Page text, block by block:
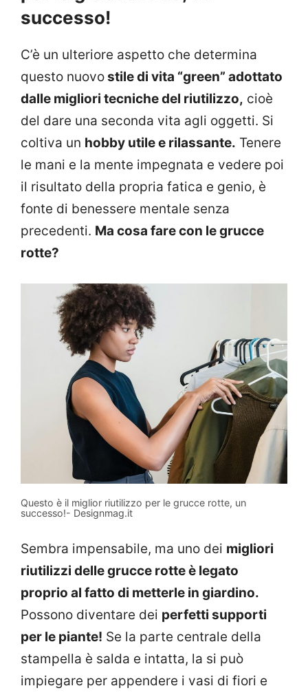
successo!
C’è un ulteriore aspetto che determina
questo nuovostile di vita “green” adottato
dalle migliori tecniche del riutilizzo, cioè
del dare una seconda vita agli oggetti. Si
coltiva un hobby utile e rilassante. Tenere
le mani e la mente impegnata e vedere poi
il risultato della propria fatica e genio, è
fonte di benessere mentale senza
precedenti. Ma cosa fare con le grucce
rotte?
Questo è il miglior riutilizzo per le grucce rotte, un
successo!- Designmag.it
Sembra impensabile, ma uno dei migliori
riutilizzi delle grucce rotte è legato
proprio al fatto di metterle in giardino.
Possono diventare dei perfetti supporti
per le piante! Se la parte centrale della
stampella è salda e intatta, la si può
impiegare per appendere i vasi di fiori e